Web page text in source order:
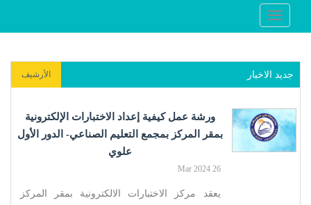
Toggle
navigation
جديد الاخبار الأرشيف
ورشة عمل كيفية إعداد الاختبارات الإلكترونية
بمقر المركز بمجمع التعليم الصناعي- الدور الأول
علوي
26 Mar 2024
يعقد مركز الاختبارات الالكترونية بمقر المركز